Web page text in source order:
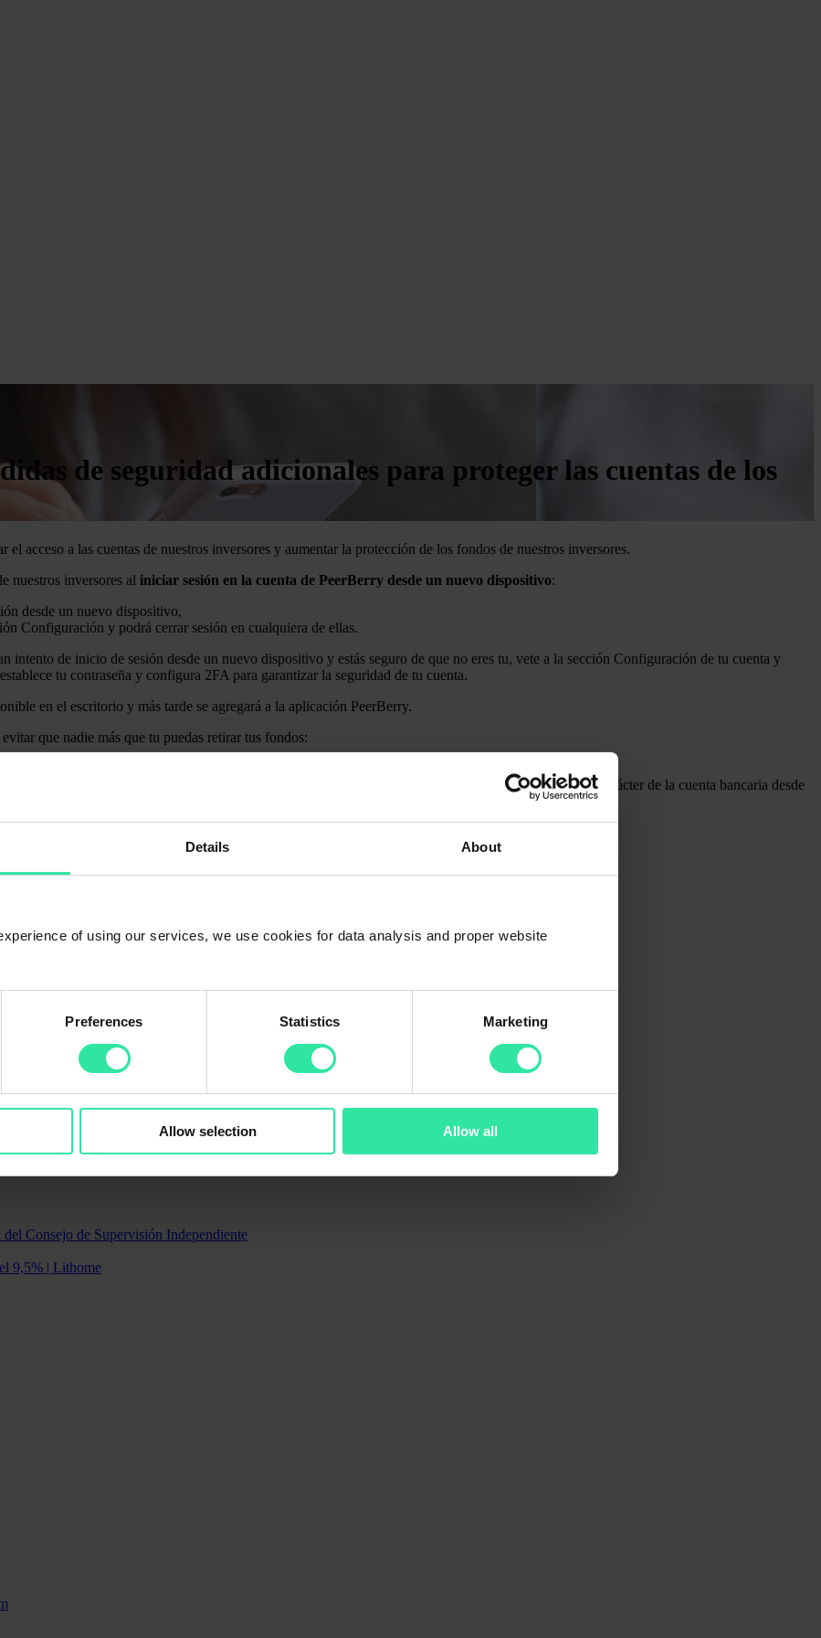
Details About
of using our services, we use cookies for data analysis and proper website
Preferences Statistics Marketing
Allow selection Allow all
de seguridad adicionales para proteger las cuentas de los
acceso a las cuentas de nuestros inversores y aumentar la protección de los fondos de nuestros inversores.
nuestros inversores al iniciar sesión en la cuenta de PeerBerry desde un nuevo dispositivo:
desde un nuevo dispositivo,
Configuración y podrá cerrar sesión en cualquiera de ellas.
intento de inicio de sesión desde un nuevo dispositivo y estás seguro de que no eres tu, vete a la sección Configuración de tu cuenta y
tu contraseña y configura 2FA para garantizar la seguridad de tu cuenta.
en el escritorio y más tarde se agregará a la aplicación PeerBerry.
que nadie más que tu puedas retirar tus fondos:
para llamar tu atención y asegurarte de que hayas realizado dicho depósito/retirada. El primer y el último carácter de la cuenta bancaria desde
el mismo día
Servicio de Atención al Cliente. Mantente seguro y en contacto con nosotros.
Consejo de Supervisión Independiente
9,5% | Lithome